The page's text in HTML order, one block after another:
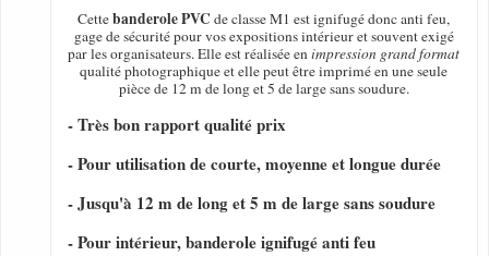
Cettebanderole PVC de classe M1 est ignifugé donc anti feu,
gage de sécurité pour vos expositions intérieur et souvent exigé
par les organisateurs. Elle est réalisée enimpression grand format
qualité photographique et elle peut être imprimé en une seule
pièce de 12 m de long et 5 de large sans soudure.
- Très bon rapport qualité prix
- Pour utilisation de courte, moyenne et longue durée
- Jusqu'à 12 m de long et 5 m de large sans soudure
- Pour intérieur, banderole ignifugé anti feu